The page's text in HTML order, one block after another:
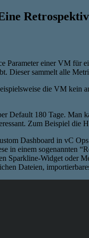
Parameter einer VM
Dieser sammelt alle
die VM kein
Default 180 Tage.
Zum Beispiel die
Dashboard in vC
in einem sogenannten
Sparkline-Widget
Dateien,